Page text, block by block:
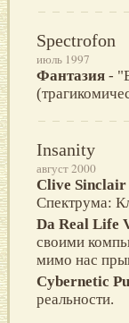
Spectrofon
июль 1997
Фантазия -
Insanity
август 2000
Clive Sinclair
Спектрума:
Da Real Life
своими
мимо нас
Cybernetic
реальности.